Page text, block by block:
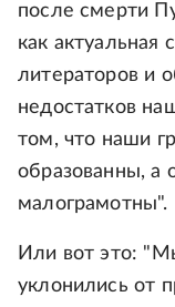
после смерти
как актуальная
литераторов и
недостатков
том, что наши
образованны, а
малограмотны".
Или вот это:
уклонились от